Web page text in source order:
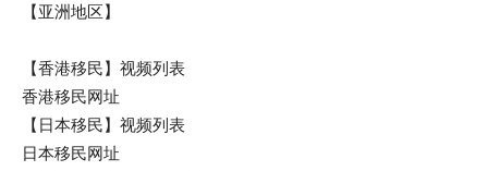
【亚洲地区】
【香港移民】视频列表
香港移民网址
【日本移民】视频列表
日本移民网址